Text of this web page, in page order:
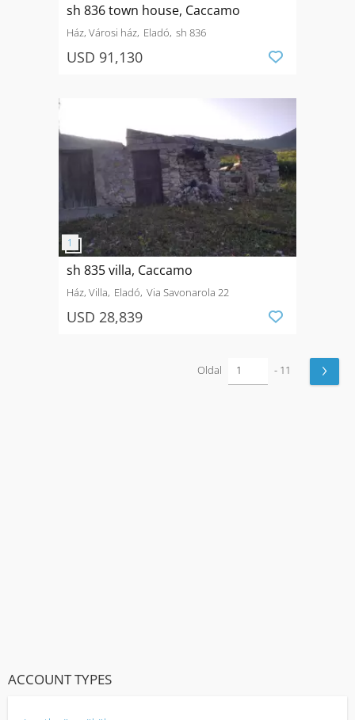
sh 836 town house, Caccamo
Ház, Városi ház Eladó sh 836
USD 91,130
sh 835 villa, Caccamo
Ház, Villa Eladó Via Savonarola 22
USD 28,839
Oldal - 11 ›
ACCOUNT TYPES